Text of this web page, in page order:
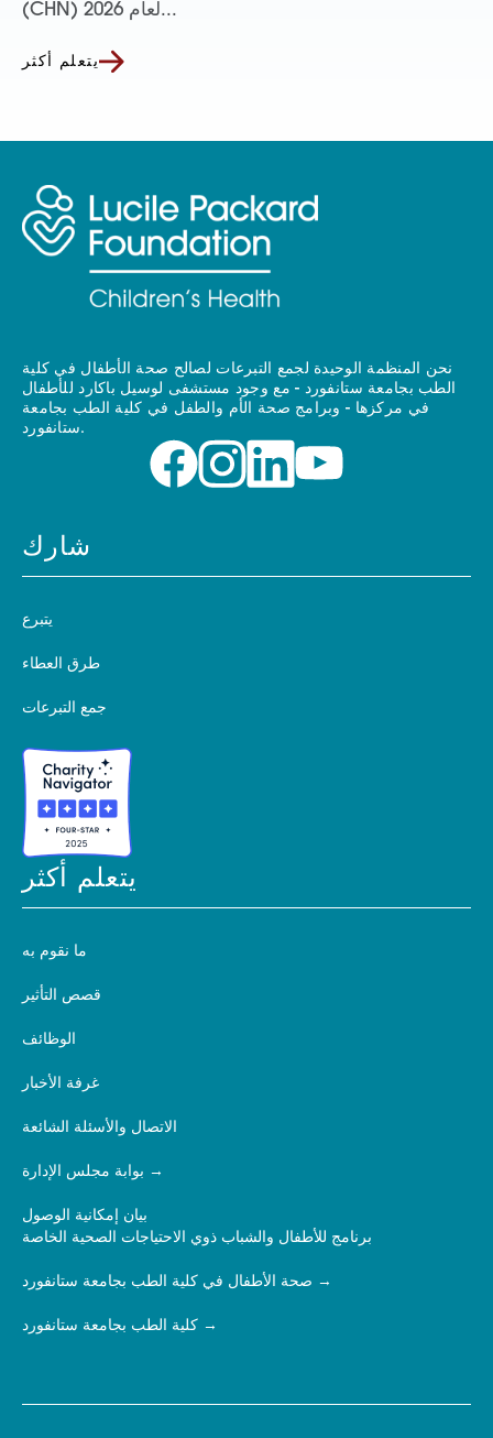
(CHN) لعام 2026...
يتعلم أكثر
نحن المنظمة الوحيدة لجمع التبرعات لصالح صحة الأطفال في كلية
الطب بجامعة ستانفورد - مع وجود مستشفى لوسيل باكارد للأطفال
في مركزها - وبرامج صحة الأم والطفل في كلية الطب بجامعة
ستانفورد.
شارك
يتبرع
طرق العطاء
جمع التبرعات
يتعلم أكثر
ما نقوم به
قصص التأثير
الوظائف
غرفة الأخبار
الاتصال والأسئلة الشائعة
بوابة مجلس الإدارة
بيان إمكانية الوصول
برنامج للأطفال والشباب ذوي الاحتياجات الصحية الخاصة
صحة الأطفال في كلية الطب بجامعة ستانفورد
كلية الطب بجامعة ستانفورد